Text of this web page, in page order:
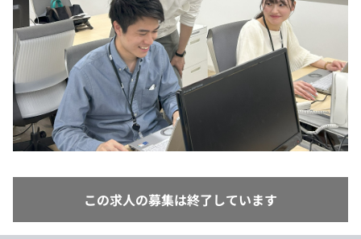
就活成功ガイド
プラン
個人向けプラン
法人向けプラン
学校向けプラン
note
この求人の募集は終了しています